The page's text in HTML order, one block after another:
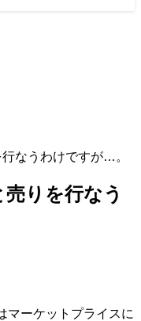
なうわけですが…。
りを行なう
マーケットプライスに